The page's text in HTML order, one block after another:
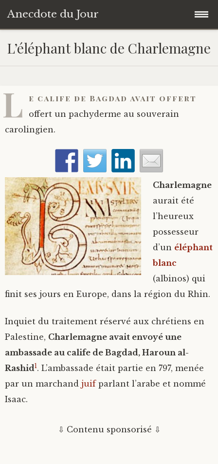
Anecdote du Jour
Accéder
au
contenu
Accueil
Livres de Culture Générale
À propos
L’éléphant blanc de Charlemagne
L e calife de Bagdad avait offert
offert un pachyderme au souverain
carolingien.
Charlemagne
aurait été
l’heureux
possesseur
d’un éléphant
blanc
(albinos) qui
finit ses jours en Europe, dans la région du Rhin.
Inquiet du traitement réservé aux chrétiens en
Palestine, Charlemagne avait envoyé une
ambassade au calife de Bagdad, Haroun al-
Rashid1. L’ambassade était partie en 797, menée
par un marchand juifparlant l’arabe et nommé
Isaac.
⇩ Contenu sponsorisé ⇩